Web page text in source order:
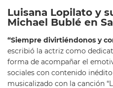
Luisana Lopilato y
Michael Bublé en
“Siempre divirtiéndonos y
escribió la actriz como
forma de acompañar el
sociales con contenido
musicalizado con la canción